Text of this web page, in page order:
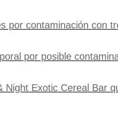
por contaminación con
por posible
Night Exotic Cereal Bar